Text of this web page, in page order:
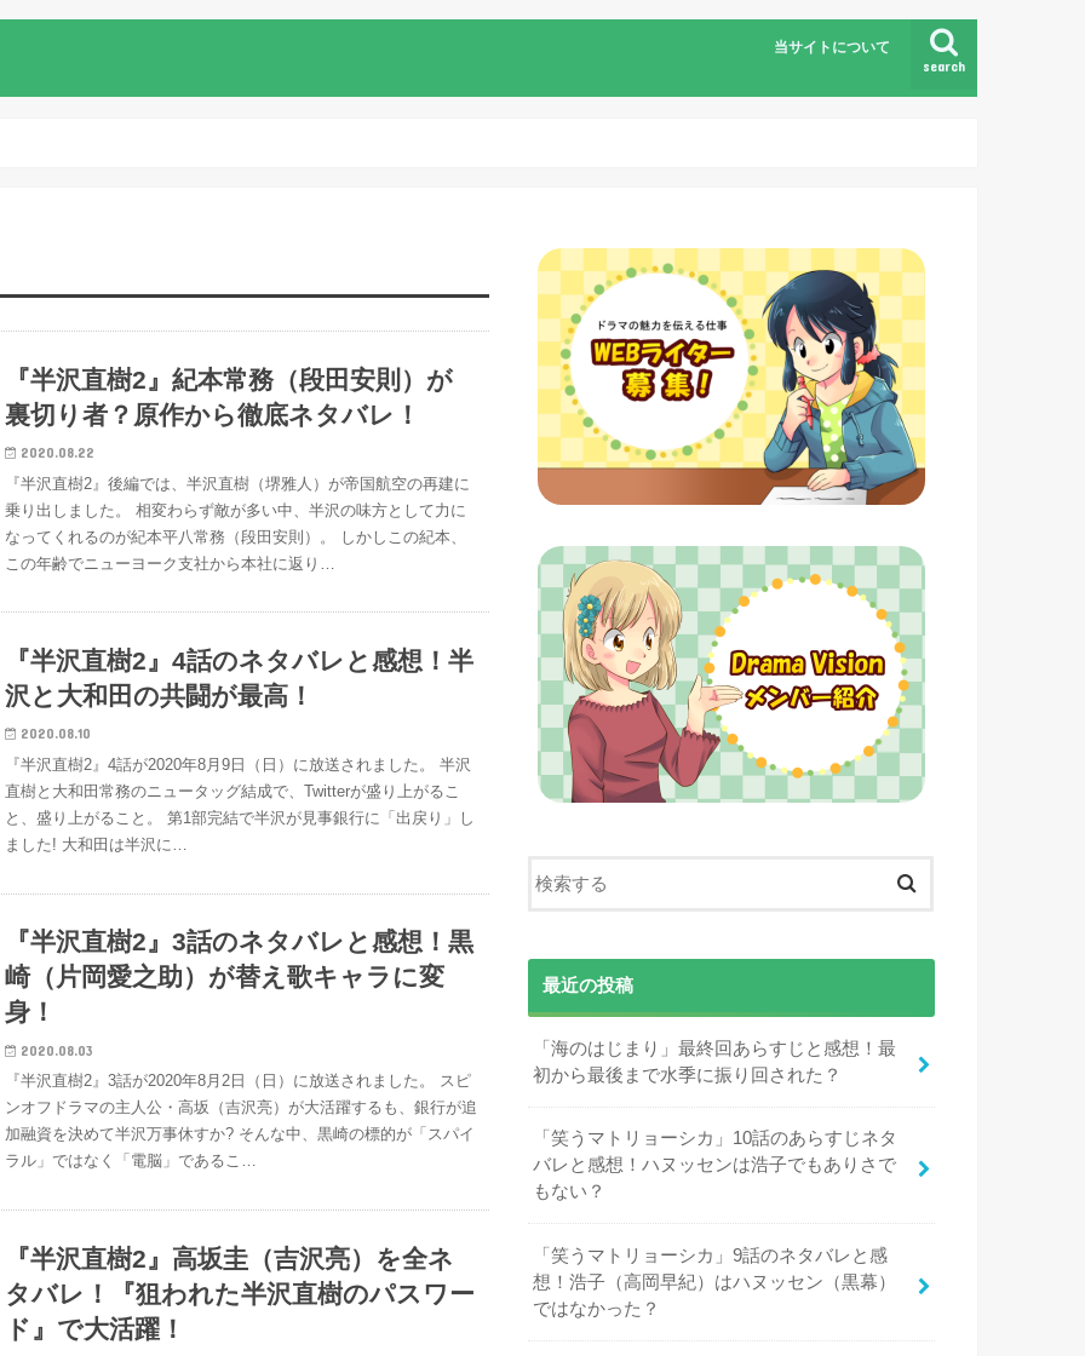
search
当サイトについて
『半沢直樹2』紀本常務（段田安則）が
裏切り者？原作から徹底ネタバレ！
2020.08.22
『半沢直樹2』後編では、半沢直樹（堺雅人）が帝国航空の再建に
乗り出しました。 相変わらず敵が多い中、半沢の味方として力に
なってくれるのが紀本平八常務（段田安則）。 しかしこの紀本、
この年齢でニューヨーク支社から本社に返り…
『半沢直樹2』4話のネタバレと感想！半
沢と大和田の共闘が最高！
2020.08.10
『半沢直樹2』4話が2020年8月9日（日）に放送されました。 半沢
直樹と大和田常務のニュータッグ結成で、Twitterが盛り上がるこ
と、盛り上がること。 第1部完結で半沢が見事銀行に「出戻り」し
ました! 大和田は半沢に…
『半沢直樹2』3話のネタバレと感想！黒
崎（片岡愛之助）が替え歌キャラに変
身！
2020.08.03
『半沢直樹2』3話が2020年8月2日（日）に放送されました。 スピ
ンオフドラマの主人公・高坂（吉沢亮）が大活躍するも、銀行が追
加融資を決めて半沢万事休すか? そんな中、黒崎の標的が「スパイ
ラル」ではなく「電脳」であるこ…
『半沢直樹2』高坂圭（吉沢亮）を全ネ
タバレ！『狙われた半沢直樹のパスワー
ド』で大活躍！
最近の投稿
「海のはじまり」最終回あらすじと感想！最
初から最後まで水季に振り回された？
「笑うマトリョーシカ」10話のあらすじネタ
バレと感想！ハヌッセンは浩子でもありさで
もない？
「笑うマトリョーシカ」9話のネタバレと感
想！浩子（高岡早紀）はハヌッセン（黒幕）
ではなかった？